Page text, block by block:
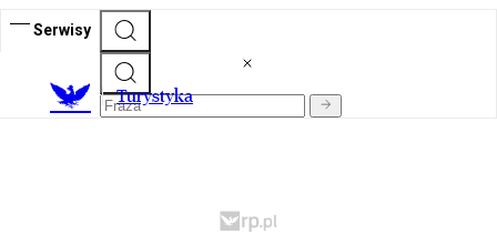
Serwisy
Turystyka